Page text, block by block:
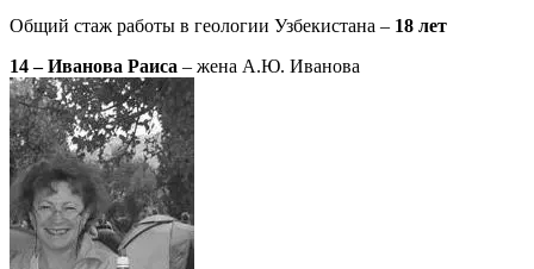
Общий стаж работы в геологии Узбекистана – 18 лет
14 – Иванова Раиса – жена А.Ю. Иванова